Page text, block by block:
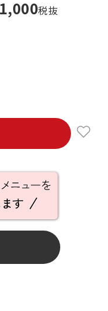
1,000税抜